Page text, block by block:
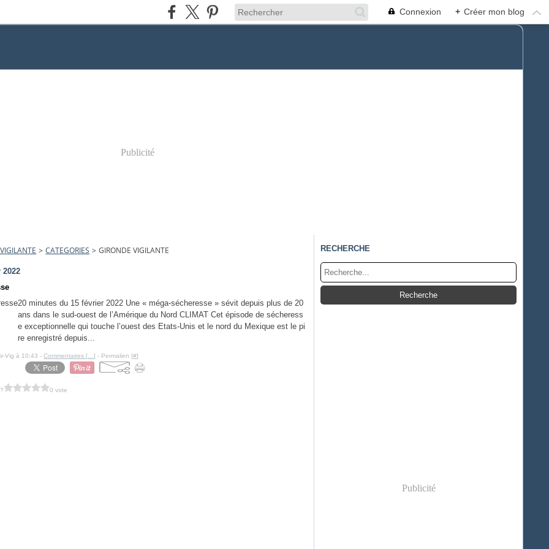
Connexion + Créer mon blog
Publicité
> CATEGORIES > GIRONDE VIGILANTE
2022
20 minutes du 15 février 2022 Une « méga-sécheresse » sévit depuis plus de 20
ans dans le sud-ouest de l’Amérique du Nord CLIMAT Cet épisode de sécheress
e exceptionnelle qui touche l’ouest des Etats-Unis et le nord du Mexique est le pi
re enregistré depuis...
Vig à 10:43 -Commentaires [ …] - Permalien [#]
0 vote
RECHERCHE
Publicité